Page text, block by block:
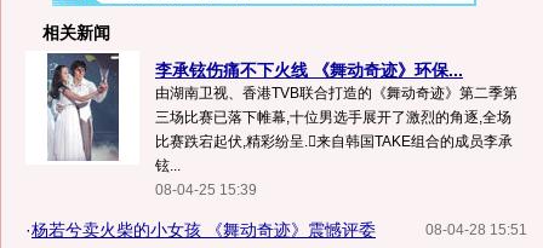
相关新闻
李承铉伤痛不下火线 《舞动奇迹》环保...
由湖南卫视、香港TVB联合打造的《舞动奇迹》第二季第
三场比赛已落下帷幕,十位男选手展开了激烈的角逐,全场
比赛跌宕起伏,精彩纷呈.来自韩国TAKE组合的成员李承
铉...
08-04-25 15:39
08-04-28 15:51
·杨若兮卖火柴的小女孩 《舞动奇迹》震憾评委